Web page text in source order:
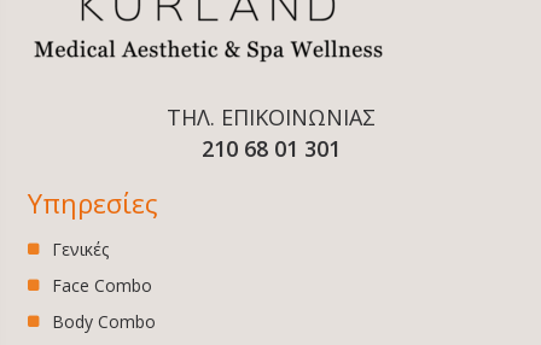
ΤΗΛ. ΕΠΙΚΟΙΝΩΝΙΑΣ
210 68 01 301
Υπηρεσίες
Γενικές
Face Combo
Body Combo